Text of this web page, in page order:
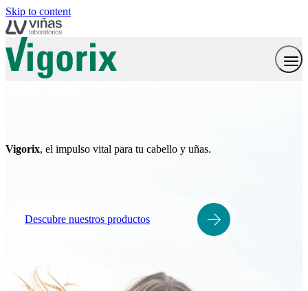
Skip to content
Vigorix, el impulso vital para tu cabello y uñas.
Descubre nuestros productos